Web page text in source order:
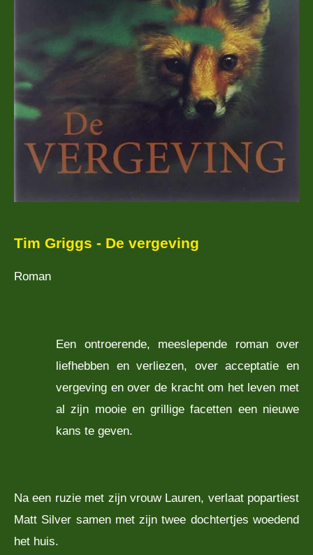
Tim Griggs - De vergeving
Roman
Een ontroerende, meeslepende roman over
liefhebben en verliezen, over acceptatie en
vergeving en over de kracht om het leven met
al zijn mooie en grillige facetten een nieuwe
kans te geven.
Na een ruzie met zijn vrouw Lauren, verlaat popartiest
Matt Silver samen met zijn twee dochtertjes woedend
het huis.